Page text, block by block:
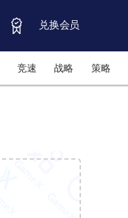
兑换会员
竞速 战略 策略